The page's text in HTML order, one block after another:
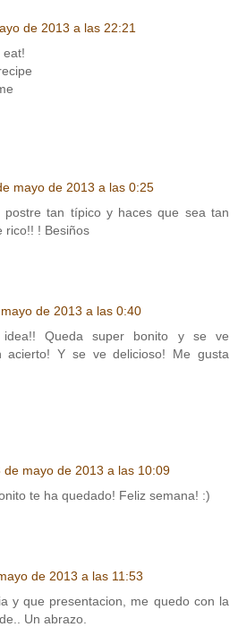
de 2013 a las 22:21
eat!
mayo de 2013 a las 0:25
postre tan típico y haces que sea tan
rico!! ! Besiños
de 2013 a las 0:40
Queda super bonito y se ve
acierto! Y se ve delicioso! Me gusta
de mayo de 2013 a las 10:09
te ha quedado! Feliz semana! :)
de 2013 a las 11:53
y que presentacion, me quedo con la
Un abrazo.